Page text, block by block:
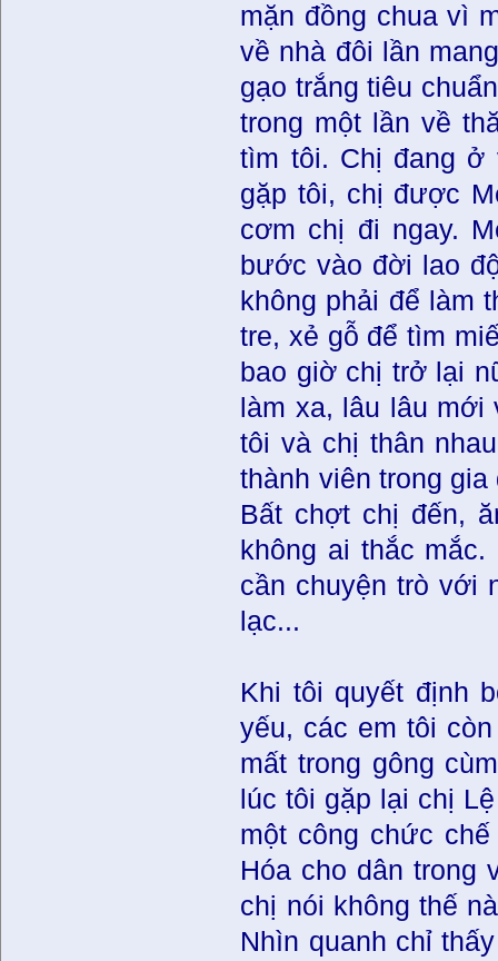
mặn đồng chua vì
về nhà đôi lần
gạo trắng tiêu
trong một lần về
tìm tôi. Chị đang ở
gặp tôi, chị được
cơm chị đi ngay.
bước vào đời lao
không phải để làm
tre, xẻ gỗ để tìm
bao giờ chị trở lại
làm xa, lâu lâu
tôi và chị thân
thành viên trong
Bất chợt chị đến,
không ai thắc
cần chuyện trò với
lạc...
Khi tôi quyết định
yếu, các em tôi
mất trong gông
lúc tôi gặp lại chị
một công chức
Hóa cho dân trong
chị nói không thế
Nhìn quanh chỉ